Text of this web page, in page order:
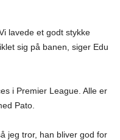
lavede et godt stykke
sig på banen, siger Edu
i Premier League. Alle er
Pato.
jeg tror, han bliver god for